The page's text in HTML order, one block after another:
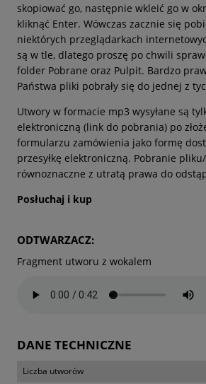
skopiować go, następnie wkleić go w
kliknąć Enter. Wówczas zacznie się
niektórych przeglądarkach
są w tle, dlatego proszę po chwili
folder Pobrane oraz Pulpit. Bardzo
Państwa pliki pobrały się do jednej z
Utwory w formacie mp3 wysyłane są
elektroniczną (link do pobrania) po
formularzu zamówienia jako formę
przesyłkę elektroniczną. Pobranie
równoznaczne z utratą prawa do
Posłuchaj i kup
ODTWARZACZ:
Fragment utworu z wokalem
DANE TECHNICZNE
Liczba utworów